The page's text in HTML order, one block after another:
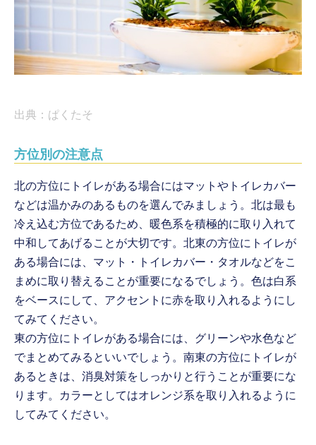
出典：ぱくたそ
方位別の注意点
北の方位にトイレがある場合にはマットやトイレカバー
などは温かみのあるものを選んでみましょう。北は最も
冷え込む方位であるため、暖色系を積極的に取り入れて
中和してあげることが大切です。北東の方位にトイレが
ある場合には、マット・トイレカバー・タオルなどをこ
まめに取り替えることが重要になるでしょう。色は白系
をベースにして、アクセントに赤を取り入れるようにし
てみてください。
東の方位にトイレがある場合には、グリーンや水色など
でまとめてみるといいでしょう。南東の方位にトイレが
あるときは、消臭対策をしっかりと行うことが重要にな
ります。カラーとしてはオレンジ系を取り入れるように
してみてください。